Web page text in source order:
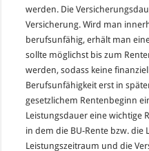
werden. Die
Versicherung. Wird man
berufsunfähig, erhält man
sollte möglichst bis zum
werden, sodass keine
Berufsunfähigkeit erst in
gesetzlichem Rentenbeginn
Leistungsdauer eine wichtige
in dem die BU-Rente bzw. die
Leistungszeitraum und die